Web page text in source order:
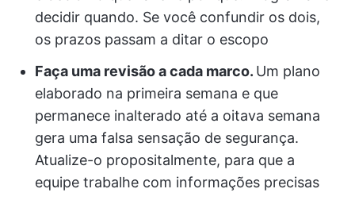
decidir quando. Se você confundir os dois,
os prazos passam a ditar o escopo
Faça uma revisão a cada marco. Um plano
elaborado na primeira semana e que
permanece inalterado até a oitava semana
gera uma falsa sensação de segurança.
Atualize-o propositalmente, para que a
equipe trabalhe com informações precisas